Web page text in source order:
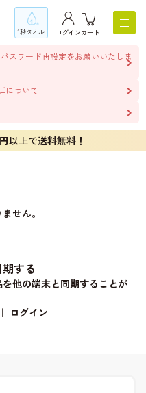
1秒タオル ログインカート
スワード再設定をお願いいたしま
について
以上で送料無料！
せん。
する
他の端末と同期することが
｜ ログイン